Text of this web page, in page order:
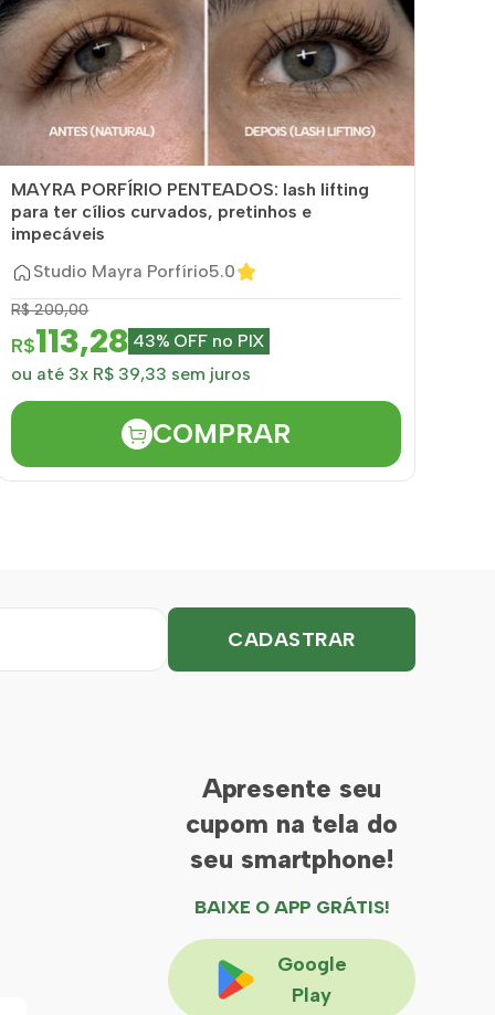
MAYRA PORFÍRIO PENTEADOS: lash lifting
para ter cílios curvados, pretinhos e
impecáveis
Studio Mayra Porfírio5.0
R$ 200,00
R$113,28 43% OFF no PIX
ou até 3x R$ 39,33 sem juros
COMPRAR
Apresente seu
cupom na tela do
seu smartphone!
BAIXE O APP GRÁTIS!
Google
Play